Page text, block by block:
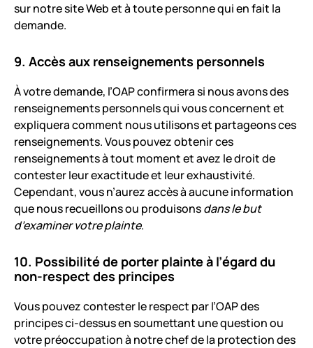
sur notre site Web et à toute personne qui en fait la
demande.
9. Accès aux renseignements personnels
À votre demande, l’OAP confirmera si nous avons des
renseignements personnels qui vous concernent et
expliquera comment nous utilisons et partageons ces
renseignements. Vous pouvez obtenir ces
renseignements à tout moment et avez le droit de
contester leur exactitude et leur exhaustivité.
Cependant, vous n’aurez accès à aucune information
que nous recueillons ou produisonsdans le but
d’examiner votre plainte.
10. Possibilité de porter plainte à l’égard du
non-respect des principes
Vous pouvez contester le respect par l’OAP des
principes ci-dessus en soumettant une question ou
votre préoccupation à notre chef de la protection des